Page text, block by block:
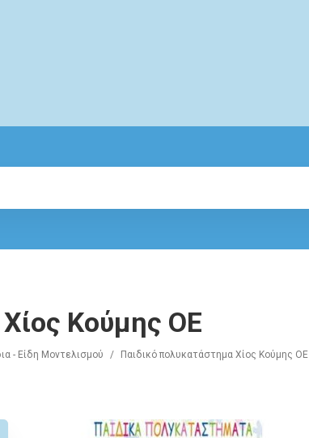
Κούμης ΟΕ
- Είδη Μοντελισμού / Παιδικό πολυκατάστημα Χίος Κούμης ΟΕ